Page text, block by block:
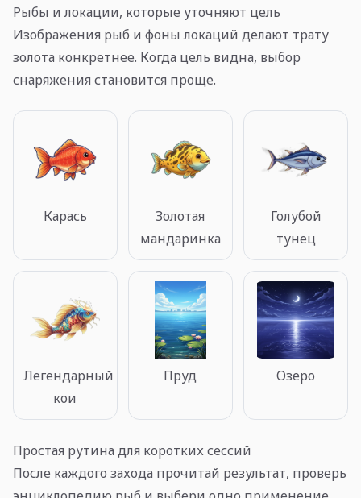
Рыбы и локации, которые уточняют цель
Изображения рыб и фоны локаций делают трату
золота конкретнее. Когда цель видна, выбор
снаряжения становится проще.
Карась
Золотая
мандаринка
Голубой
тунец
Легендарный
кои
Пруд Озеро
Простая рутина для коротких сессий
После каждого захода прочитай результат, проверь